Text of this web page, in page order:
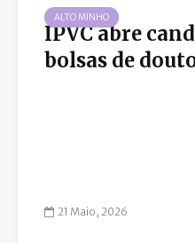
ALTO MINHO
IPVC abre
bolsas de
21 Maio, 2026